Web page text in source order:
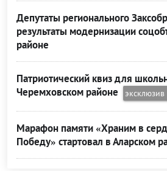
Депутаты регионального
результаты модернизации
районе
Патриотический квиз для
Черемховском районе
эксклюзив
Марафон памяти «Храним в
Победу» стартовал в Аларском